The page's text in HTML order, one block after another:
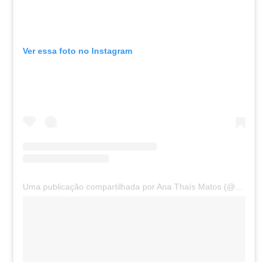
Ver essa foto no Instagram
Uma publicação compartilhada por Ana Thaís Matos (@anathaismatos)